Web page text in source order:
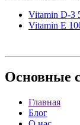
Vitamin D-3
Vitamin E
Основные
Главная
Блог